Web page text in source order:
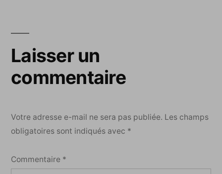
Laisser un
commentaire
Votre adresse e-mail ne sera pas publiée. Les champs
obligatoires sont indiqués avec *
Commentaire *